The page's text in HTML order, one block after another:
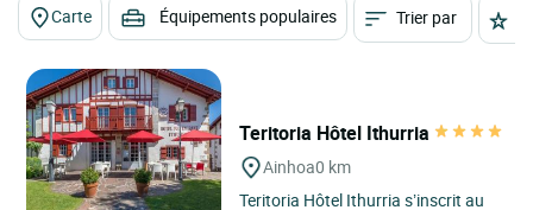
Carte Équipements populaires Trier par
Teritoria Hôtel Ithurria
Ainhoa0 km
Teritoria Hôtel Ithurria s’inscrit au